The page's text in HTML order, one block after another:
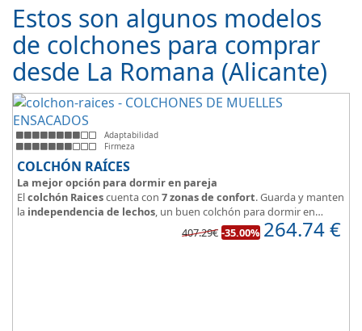
Estos son algunos modelos
de colchones para comprar
desde La Romana (Alicante)
Adaptabilidad
Firmeza
COLCHÓN RAÍCES
La mejor opción para dormir en pareja
Elcolchón Raicescuenta con 7 zonas de confort. Guarda y manten
la independencia de lechos, un buen colchón para dormir en
Las personas calurosas agradecerán su tejido 3D y la gran
407.29€ -35.00% 264.74€